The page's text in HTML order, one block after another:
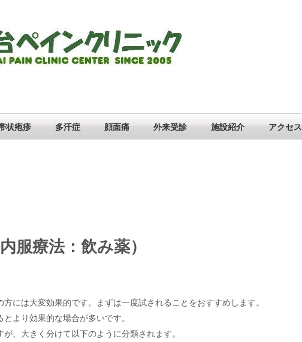
状疱疹 多汗症 顔面痛 外来受診 施設紹介 アクセス
服療法：飲み薬）
には大変効果的です。まずは一度試されることをおすすめします。
より効果的な場合が多いです。
、大きく分けて以下のように分類されます。